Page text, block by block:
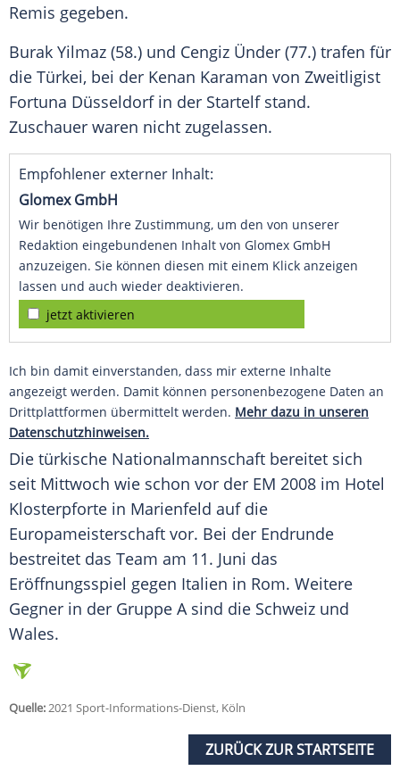
Remis gegeben.
Burak Yilmaz (58.) und Cengiz Ünder (77.) trafen für
die Türkei, bei der Kenan Karaman von Zweitligist
Fortuna Düsseldorfin der Startelf stand.
Zuschauer waren nicht zugelassen.
Empfohlener externer Inhalt:
Glomex GmbH
Wir benötigen Ihre Zustimmung, um den von unserer
Redaktion eingebundenen Inhalt von Glomex GmbH
anzuzeigen. Sie können diesen mit einem Klick anzeigen
lassen und auch wieder deaktivieren.
jetzt aktivieren
Ich bin damit einverstanden, dass mir externe Inhalte
angezeigt werden. Damit können personenbezogene Daten an
Drittplattformen übermittelt werden. Mehr dazu in unseren
Datenschutzhinweisen.
Die türkische Nationalmannschaft bereitet sich
seit Mittwoch wie schon vor der EM 2008 im Hotel
Klosterpforte in Marienfeld auf die
Europameisterschaft vor. Bei der Endrunde
bestreitet das Team am 11. Juni das
Eröffnungsspiel gegen Italien in Rom. Weitere
Gegner in der Gruppe A sind die Schweiz und
Wales.
Quelle:2021 Sport-Informations-Dienst, Köln
ZURÜCK ZUR STARTSEITE